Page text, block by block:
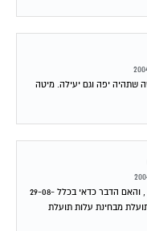
שתהיה יפה וגם יעילה. מיטה
תועלת מבחינת עלות תועלת